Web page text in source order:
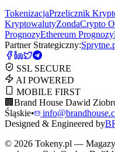
TokenizacjaPrzelicznik
KryptowalutyZondaCrypto
PrognozyEthereum Prognozy
Partner Strategiczny:
SSL SECURE
AI POWERED
MOBILE FIRST
🏢 Brand House Dawid
Śląskie•
Designed & Engineered by
© 2026 Tokeny.pl —